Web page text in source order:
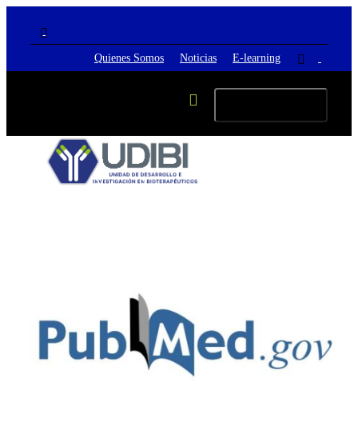
Quienes Somos Noticias E-learning